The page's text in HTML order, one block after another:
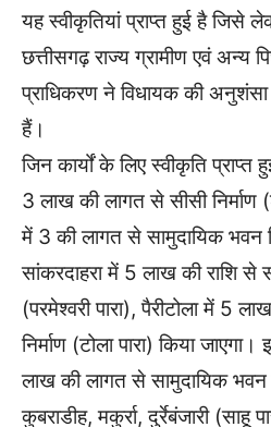
यह स्वीकृतियां प्राप्त हुई है जिसे
छत्तीसगढ़ राज्य ग्रामीण एवं अन्य
प्राधिकरण ने विधायक की अनुशंसा
हैं।
जिन कार्यों के लिए स्वीकृति
3 लाख की लागत से सीसी निर्माण
में 3 की लागत से सामुदायिक भवन
सांकरदाहरा में 5 लाख की राशि से
(परमेश्वरी पारा), पैरीटोला में 5
निर्माण (टोला पारा) किया
लाख की लागत से सामुदायिक भवन
कुबराडीह, मकुर्रा, दुर्रेबंजारी (साहू